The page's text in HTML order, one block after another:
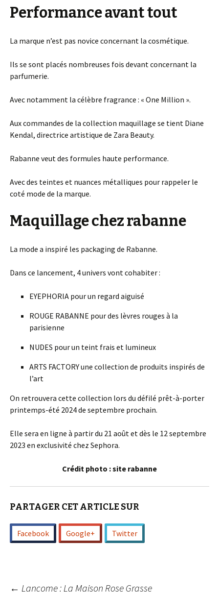
Performance avant tout
La marque n’est pas novice concernant la cosmétique.
Ils se sont placés nombreuses fois devant concernant la
parfumerie.
Avec notamment la célèbre fragrance : « One Million ».
Aux commandes de la collection maquillage se tient Diane
Kendal, directrice artistique de Zara Beauty.
Rabanne veut des formules haute performance.
Avec des teintes et nuances métalliques pour rappeler le
coté mode de la marque.
Maquillage chez rabanne
La mode a inspiré les packaging de Rabanne.
Dans ce lancement, 4 univers vont cohabiter :
EYEPHORIA pour un regard aiguisé
ROUGE RABANNE pour des lèvres rouges à la
parisienne
NUDES pour un teint frais et lumineux
ARTS FACTORY une collection de produits inspirés de
l’art
On retrouvera cette collection lors du défilé prêt-à-porter
printemps-été 2024 de septembre prochain.
Elle sera en ligne à partir du 21 août et dès le 12 septembre
2023 en exclusivité chez Sephora.
Crédit photo : site rabanne
PARTAGER CET ARTICLE SUR
Facebook Google+ Twitter
← Lancome : La Maison Rose Grasse